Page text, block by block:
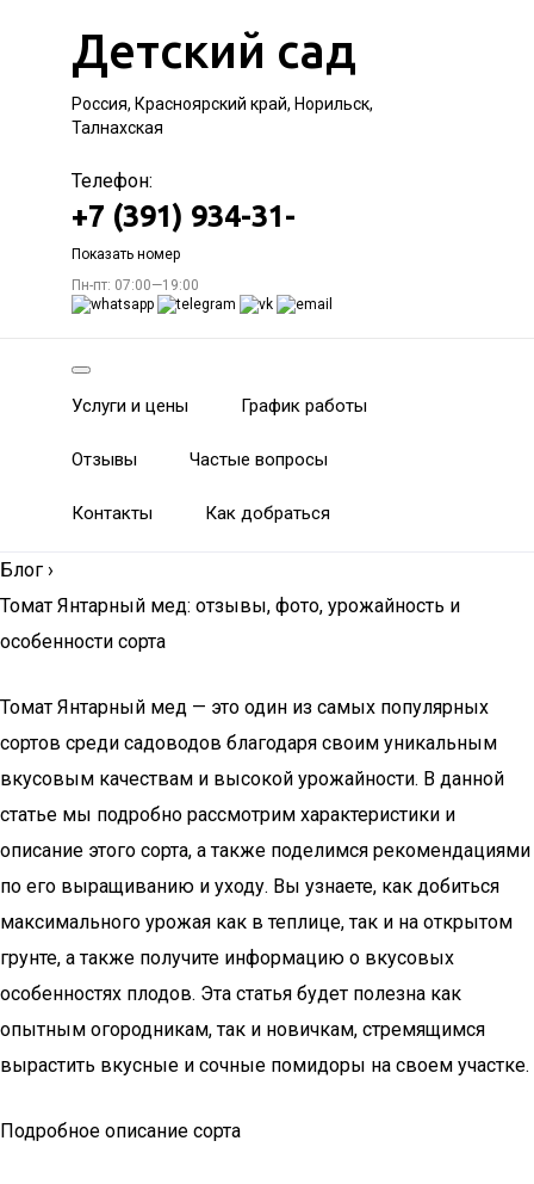
Детский сад
Россия, Красноярский край, Норильск,
Талнахская
Телефон:
+7 (391) 934-31-
Показать номер
Пн-пт: 07:00—19:00
Услуги и цены График работы
Отзывы Частые вопросы
Контакты Как добраться
Блог ›
Томат Янтарный мед: отзывы, фото, урожайность и
особенности сорта
Томат Янтарный мед — это один из самых популярных
сортов среди садоводов благодаря своим уникальным
вкусовым качествам и высокой урожайности. В данной
статье мы подробно рассмотрим характеристики и
описание этого сорта, а также поделимся рекомендациями
по его выращиванию и уходу. Вы узнаете, как добиться
максимального урожая как в теплице, так и на открытом
грунте, а также получите информацию о вкусовых
особенностях плодов. Эта статья будет полезна как
опытным огородникам, так и новичкам, стремящимся
вырастить вкусные и сочные помидоры на своем участке.
Подробное описание сорта